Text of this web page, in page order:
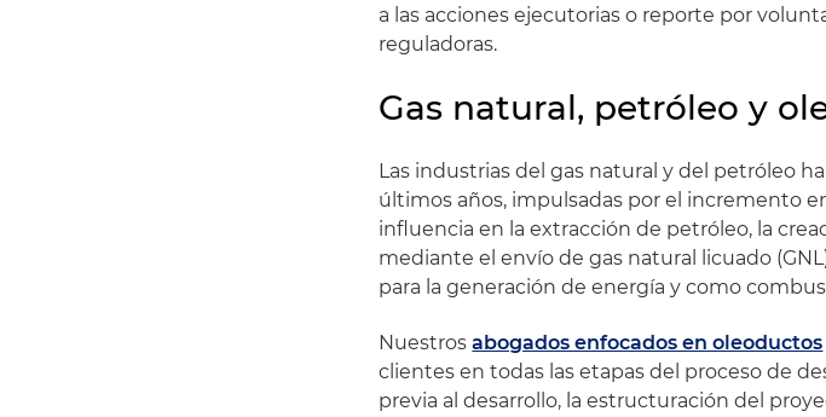
a las acciones ejecutorias o reporte por
reguladoras.
Gas natural, petróleo y
Las industrias del gas natural y del petróleo
últimos años, impulsadas por el incremento
influencia en la extracción de petróleo, la
mediante el envío de gas natural licuado
para la generación de energía y como
Nuestrosabogados enfocados en oleoductos
clientes en todas las etapas del proceso de
previa al desarrollo, la estructuración del